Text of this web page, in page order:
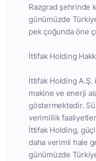
Razgrad şehrinde
günümüzde
pek çoğunda öne
İttifak Holding
İttifak Holding A.Ş.
makine ve enerji
göstermektedir.
verimlilik
İttifak Holding,
daha verimli hale
günümüzde